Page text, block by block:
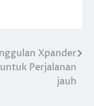
Xpander
Perjalanan
jauh